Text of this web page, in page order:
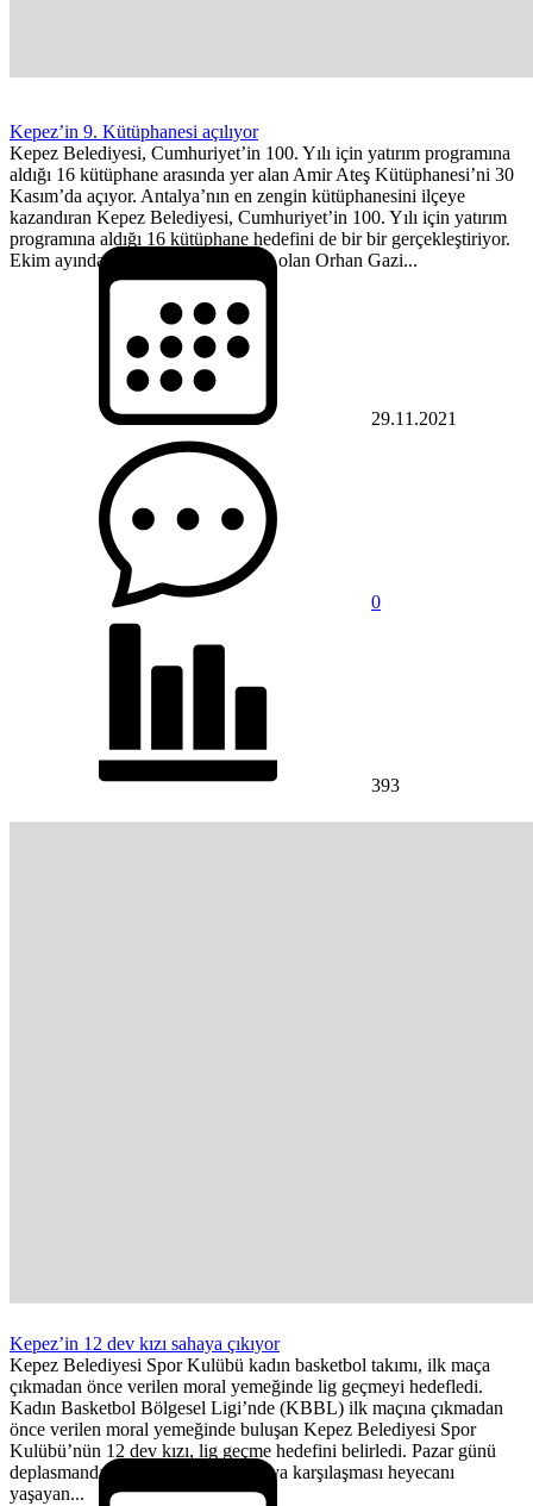
Kepez’in 9. Kütüphanesi açılıyor
Kepez Belediyesi, Cumhuriyet’in 100. Yılı için yatırım programına
aldığı 16 kütüphane arasında yer alan Amir Ateş Kütüphanesi’ni 30
Kasım’da açıyor. Antalya’nın en zengin kütüphanesini ilçeye
kazandıran Kepez Belediyesi, Cumhuriyet’in 100. Yılı için yatırım
programına aldığı 16 kütüphane hedefini de bir bir gerçekleştiriyor.
Ekim ayında ilçenin 8. kütüphanesi olan Orhan Gazi...
29.11.2021
0
393
Kepez’in 12 dev kızı sahaya çıkıyor
Kepez Belediyesi Spor Kulübü kadın basketbol takımı, ilk maça
çıkmadan önce verilen moral yemeğinde lig geçmeyi hedefledi.
Kadın Basketbol Bölgesel Ligi’nde (KBBL) ilk maçına çıkmadan
önce verilen moral yemeğinde buluşan Kepez Belediyesi Spor
Kulübü’nün 12 dev kızı, lig geçme hedefini belirledi. Pazar günü
deplasmanda yapılacak Muğla Karya karşılaşması heyecanı
yaşayan...